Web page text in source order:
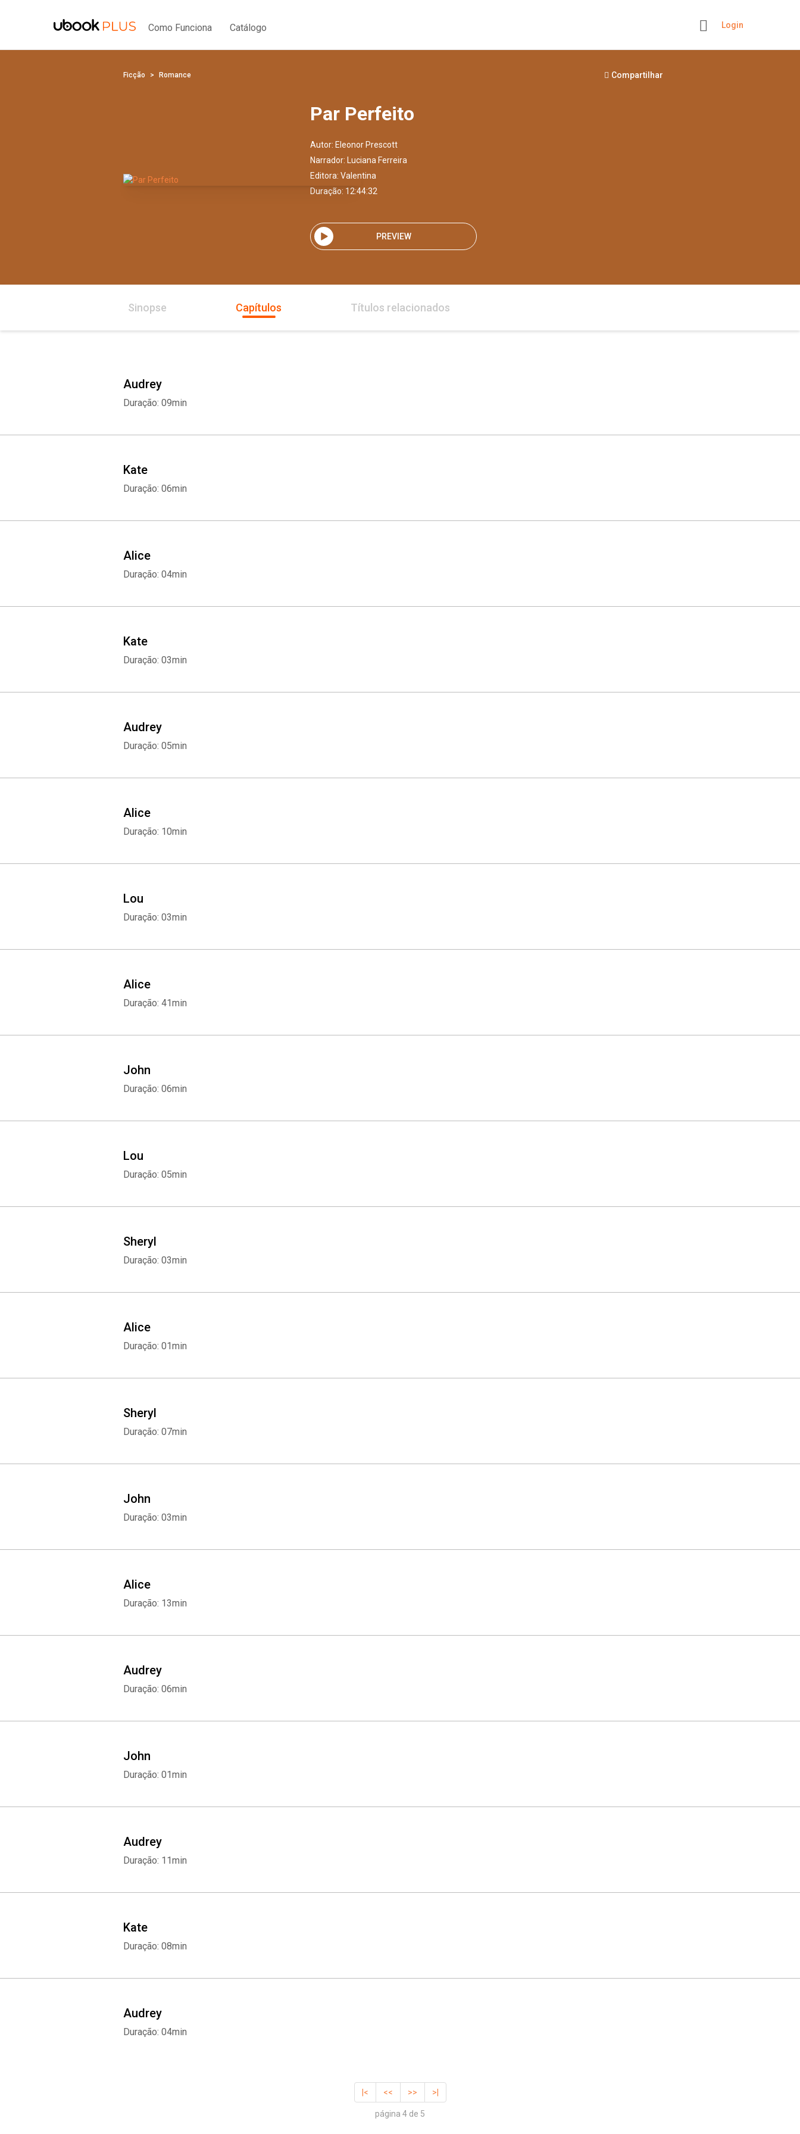
Como Funciona Catálogo Login
Ficção Romance Compartilhar
Par Perfeito
Autor: Eleonor Prescott
Narrador: Luciana Ferreira
Editora: Valentina
Duração: 12:44:32
PREVIEW
Sinopse Capítulos Títulos relacionados
Audrey
Duração: 09min
Kate
Duração: 06min
Alice
Duração: 04min
Kate
Duração: 03min
Audrey
Duração: 05min
Alice
Duração: 10min
Lou
Duração: 03min
Alice
Duração: 41min
John
Duração: 06min
Lou
Duração: 05min
Sheryl
Duração: 03min
Alice
Duração: 01min
Sheryl
Duração: 07min
John
Duração: 03min
Alice
Duração: 13min
Audrey
Duração: 06min
John
Duração: 01min
Audrey
Duração: 11min
Kate
Duração: 08min
Audrey
Duração: 04min
|< << >> >|
página 4 de 5